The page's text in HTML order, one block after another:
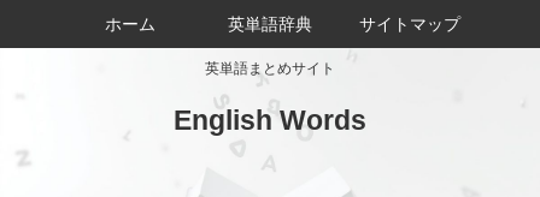
英単語まとめサイト
English Words
ホーム 英単語辞典 サイトマップ